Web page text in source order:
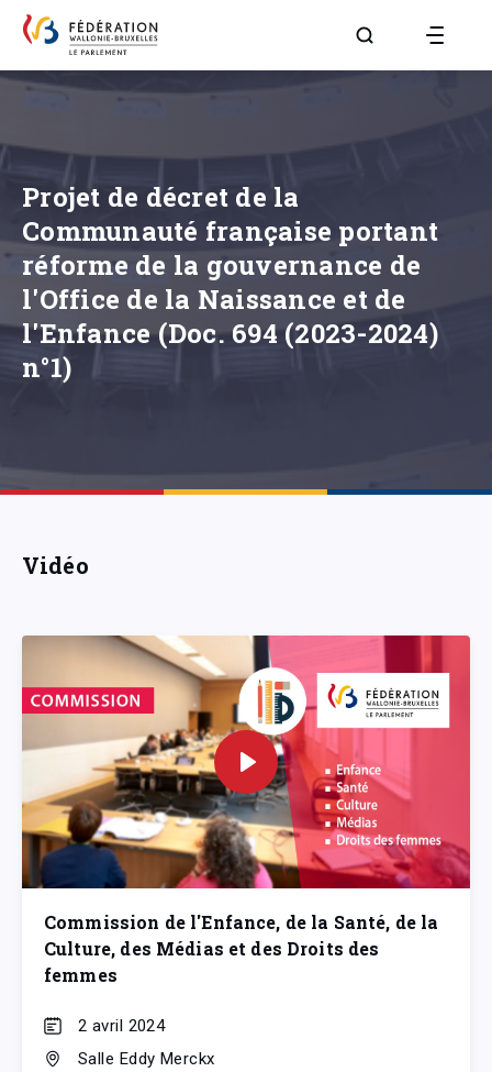
Aller à la page
Projet de décret de la
Communauté française portant
réforme de la gouvernance de
l'Office de la Naissance et de
l'Enfance (Doc. 694 (2023-2024)
n°1)
Vidéo
Commission de l'Enfance, de la Santé, de la
Culture, des Médias et des Droits des
femmes
2 avril 2024
Salle Eddy Merckx